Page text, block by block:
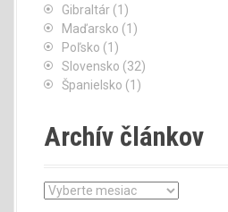
Gibraltár (1)
Maďarsko (1)
Poľsko (1)
Slovensko (32)
Španielsko (1)
Archív článkov
A